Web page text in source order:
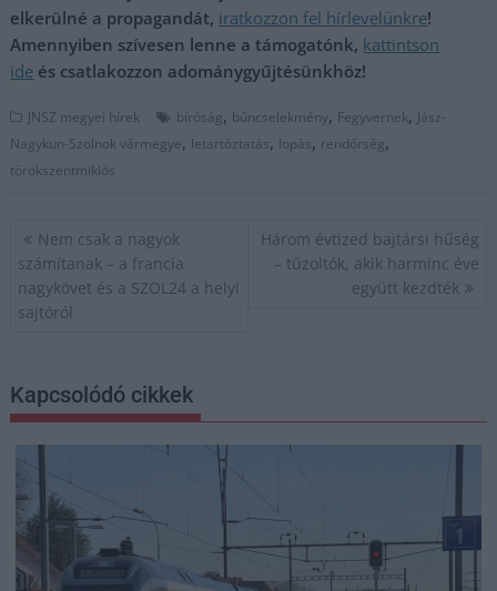
elkerülné a propagandát, iratkozzon fel hírlevelünkre!
Amennyiben szívesen lenne a támogatónk, kattintson
ide és csatlakozzon adománygyűjtésünkhöz!
JNSZ megyei hírek bíróság, bűncselekmény, Fegyvernek, Jász-
Nagykun-Szolnok vármegye, letartóztatás, lopás, rendőrség,
törökszentmiklós
Bejegyzés
navigáció
Nem csak a nagyok
számítanak – a francia
nagykövet és a SZOL24 a helyi
sajtóról
Három évtized bajtársi hűség
– tűzoltók, akik harminc éve
együtt kezdték
Kapcsolódó cikkek